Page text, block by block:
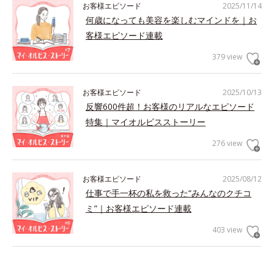
2025/11/14
お客様エピソード
何歳になっても美容を楽しむマインドを｜お
客様エピソード連載
379 view
2025/10/13
お客様エピソード
反響600件超！お客様のリアルなエピソード
特集｜マイオルビスストーリー
276 view
2025/08/12
お客様エピソード
仕事で手一杯の私を救った“みんなのクチコ
ミ”｜お客様エピソード連載
403 view